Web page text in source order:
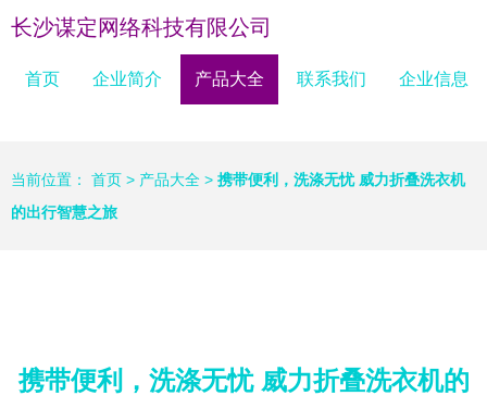
长沙谋定网络科技有限公司
首页 企业简介 产品大全 联系我们 企业信息
当前位置： 首页 > 产品大全 > 携带便利，洗涤无忧 威力折叠洗衣机
的出行智慧之旅
携带便利，洗涤无忧 威力折叠洗衣机的